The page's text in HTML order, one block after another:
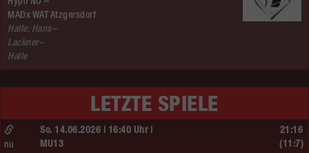
Hypo NÖ –
MADx WAT Atzgersdorf
Halle: Hans–
Lackner–
Halle
LETZTE SPIELE
So. 14.06.2026 | 16:40 Uhr |
MU13
nu
21:16
(11:7)